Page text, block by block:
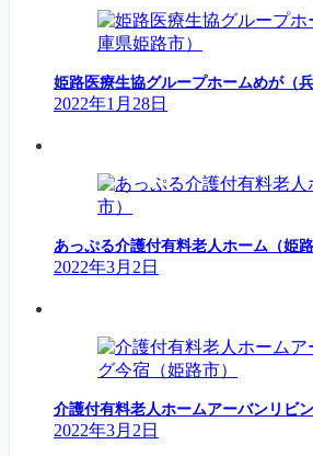
姫路医療生協グループホームめが（兵
2022年1月28日
あっぷる介護付有料老人ホーム（姫路
2022年3月2日
介護付有料老人ホームアーバンリビ
2022年3月2日